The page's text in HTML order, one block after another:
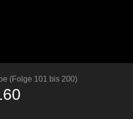
(Folge 101 bis 200)